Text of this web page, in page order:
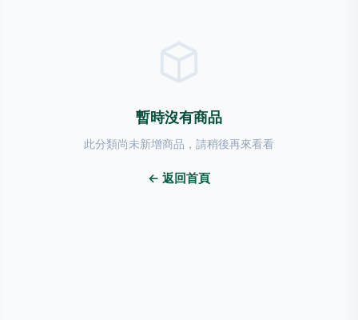
暫時沒有商品
此分類尚未新增商品，請稍後再來看看
← 返回首頁